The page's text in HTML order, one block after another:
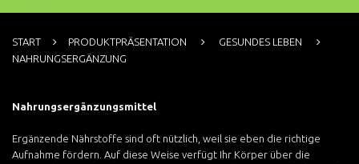
START PRODUKTPRÄSENTATION
GESUNDES LEBEN
NAHRUNGSERGÄNZUNG
Nahrungsergänzungsmittel
Ergänzende Nährstoffe sind oft nützlich, weil sie eben die richtige
Aufnahme fördern. Auf diese Weise verfügt Ihr Körper über die